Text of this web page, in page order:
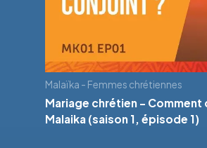
Malaïka - Femmes chrétiennes
Mariage chrétien -
Malaika (saison 1, épisode 1)